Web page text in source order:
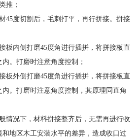
推；
45度切割后，毛刺打平，再行拼接。拼接
板内侧打磨45度角进行插拼，将拼接板直
。打磨时注意角度控制；
板外侧打磨45度角进行插拼，将拼接板直
。打磨时注意角度控制，其原理同直角
情况下，材料拼接整齐后，无需再进行收
地区木工安装水平的差异，造成收口过